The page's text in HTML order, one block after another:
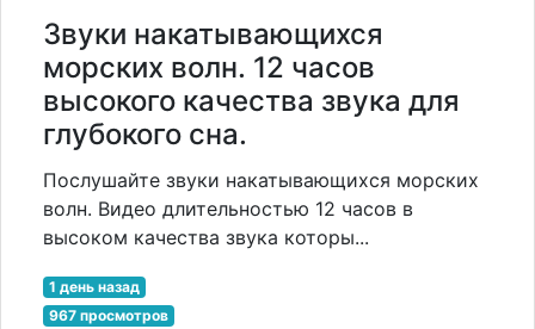
Звуки накатывающихся
морских волн. 12 часов
высокого качества звука для
глубокого сна.
Послушайте звуки накатывающихся морских
волн. Видео длительностью 12 часов в
высоком качества звука которы...
1 день назад
967 просмотров